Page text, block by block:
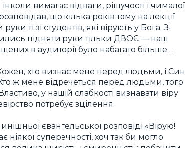
вимагає відваги, рішучості і чималої
що кілька років тому на лекції
ті зі студентів, які вірують у Бога. З-
підняти руки тільки ДВОЄ — наш
в аудиторії було набагато більше…
хто визнає мене перед людьми, і Син
ж мене відречеться перед людьми, того
у нашій слабкості визнавати віру
потребує зцілення.
євангельської розповіді «Вірую!
суперечності, хоч так би могло